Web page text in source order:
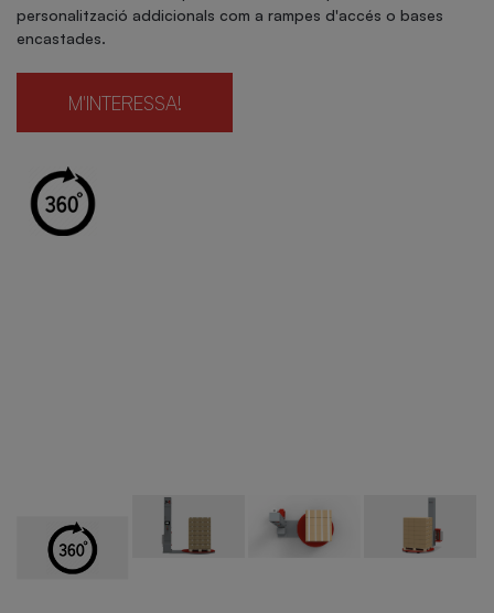
personalització addicionals com a rampes d'accés o bases
encastades.
M'INTERESSA!